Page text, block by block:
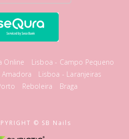
Online
Lisboa - Campo Pequeno
Amadora
Lisboa - Laranjeiras
Reboleira Braga
© SB Nails